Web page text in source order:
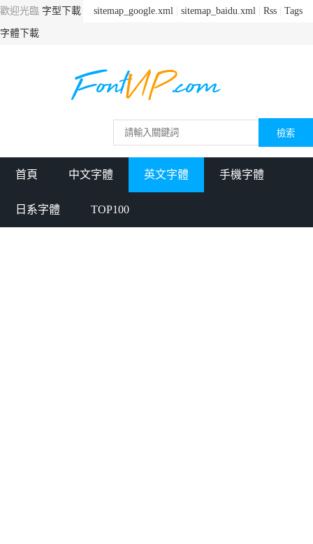
sitemap_google.xml sitemap_baidu.xml Rss Tags
歡迎光臨 字型下載
字體下載
首頁 中文字體 英文字體 手機字體
日系字體 TOP100